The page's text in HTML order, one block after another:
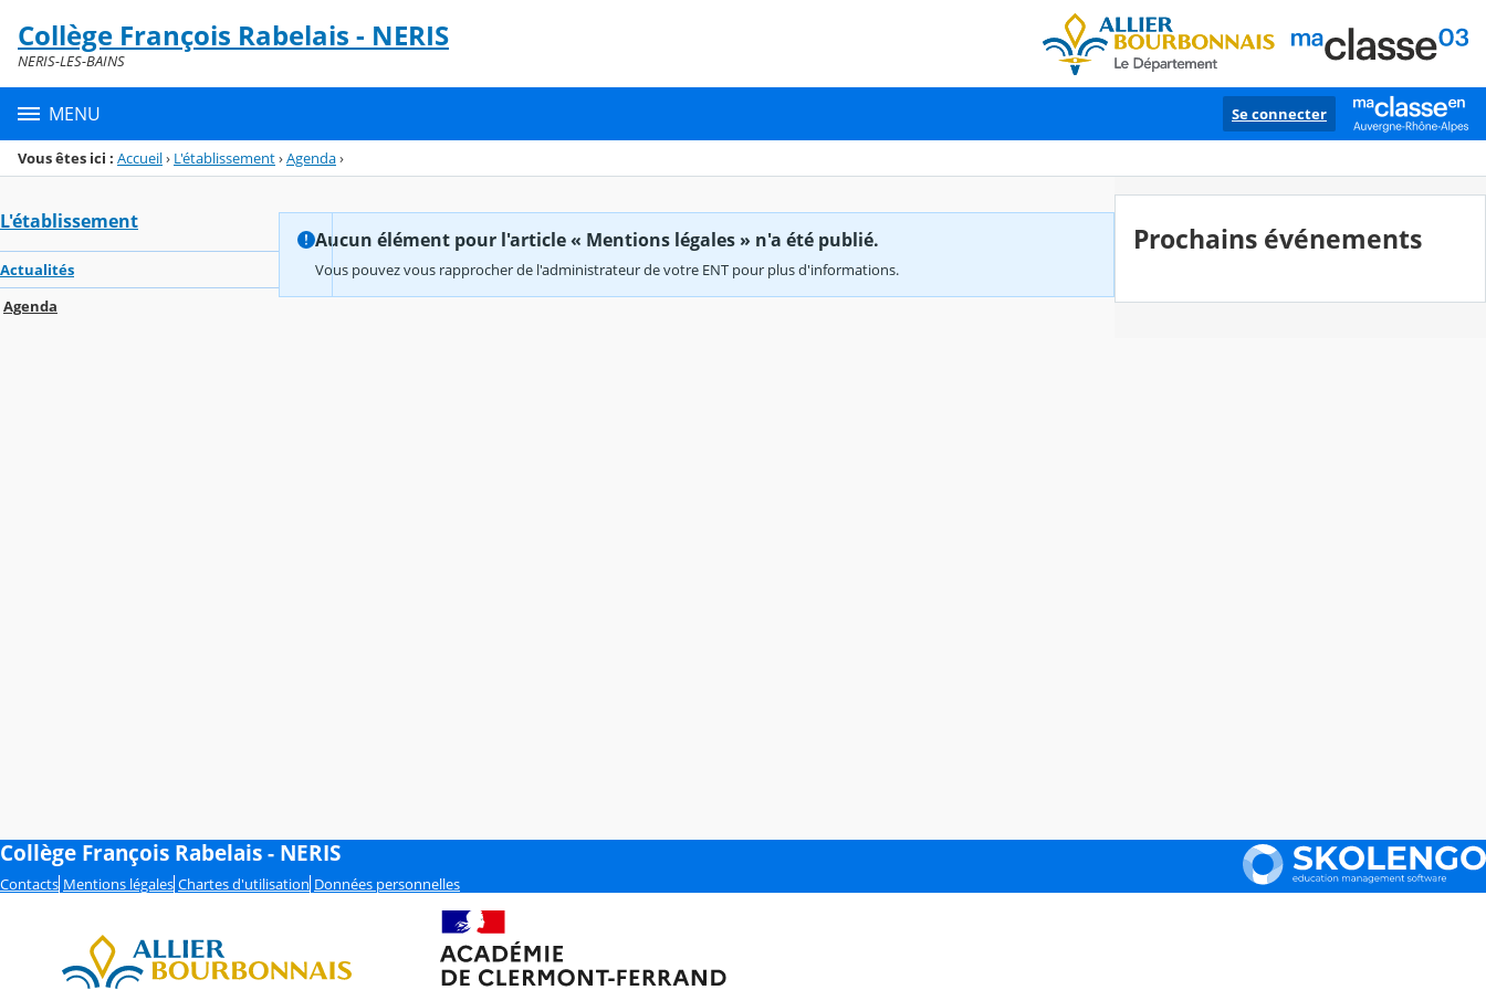
Menu de la rubrique
Contenu
Collège François Rabelais - NERIS
NERIS-LES-BAINS
MENU Se connecter
Vous êtes ici : Accueil› L'établissement›Agenda›
L'établissement
Actualités
Agenda
Aucun élément pour l'article « Mentions légales » n'a été publié.
Vous pouvez vous rapprocher de l'administrateur de votre ENT pour plus d'informations.
Prochains événements
Collège François Rabelais - NERIS
Contacts Mentions légales Chartes d'utilisation Données personnelles